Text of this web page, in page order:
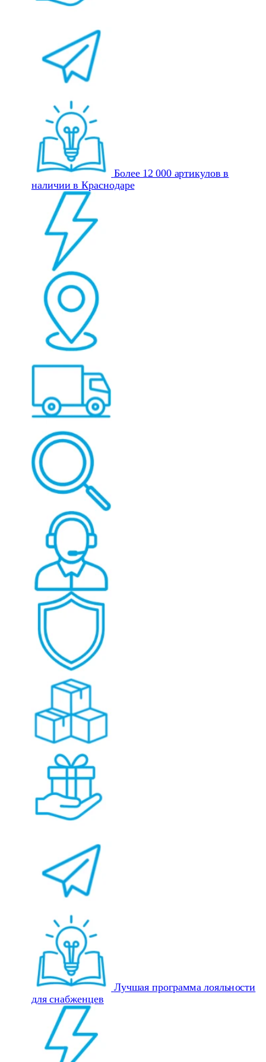
Более 12 000 артикулов в
наличии в Краснодаре
Лучшая программа лояльности
для снабженцев